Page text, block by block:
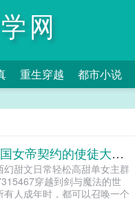
网
重生穿越 都市小说
被帝国女帝契约的使徒大剑豪
幻甜文日常轻松高甜单女主群
穿越到剑与魔法的世
有人成年时，都可以召唤一个